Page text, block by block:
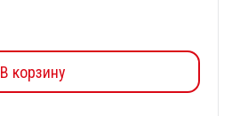
В корзину